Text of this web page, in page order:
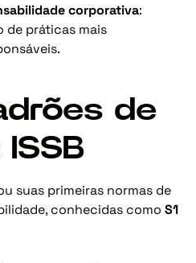
corporativa:
de práticas mais
de
suas primeiras normas de
conhecidas como S1